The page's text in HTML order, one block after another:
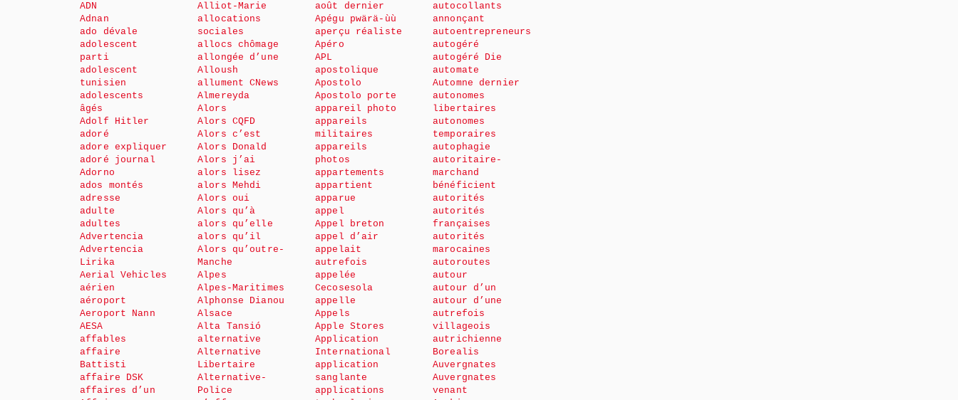
ADN
Adnan
ado dévale
adolescent
parti
adolescent
tunisien
adolescents
âgés
Adolf Hitler
adoré
adore expliquer
adoré journal
Adorno
ados montés
adresse
adulte
adultes
Advertencia
Advertencia
Lirika
Aerial Vehicles
aérien
aéroport
Aeroport Nann
AESA
affables
affaire
Battisti
affaire DSK
affaires d’un
Alliot-Marie
allocations
sociales
allocs chômage
allongée d’une
Alloush
allument CNews
Almereyda
Alors
Alors CQFD
Alors c’est
Alors Donald
Alors j’ai
alors lisez
alors Mehdi
Alors oui
Alors qu’à
alors qu’elle
alors qu’il
Alors qu’outre-
Manche
Alpes
Alpes-Maritimes
Alphonse Dianou
Alsace
Alta Tansió
alternative
Alternative
Libertaire
Alternative-
Police
août dernier
Apégu pwärä-ùù
aperçu réaliste
Apéro
APL
apostolique
Apostolo
Apostolo porte
appareil photo
appareils
militaires
appareils
photos
appartements
appartient
apparue
appel
Appel breton
appel d’air
appelait
autrefois
appelée
Cecosesola
appelle
Appels
Apple Stores
Application
International
application
sanglante
applications
autocollants
annonçant
autoentrepreneurs
autogéré
autogéré Die
automate
Automne dernier
autonomes
libertaires
autonomes
temporaires
autophagie
autoritaire-
marchand
bénéficient
autorités
autorités
françaises
autorités
marocaines
autoroutes
autour
autour d’un
autour d’une
autrefois
villageois
autrichienne
Borealis
Auvergnates
Auvergnates
venant